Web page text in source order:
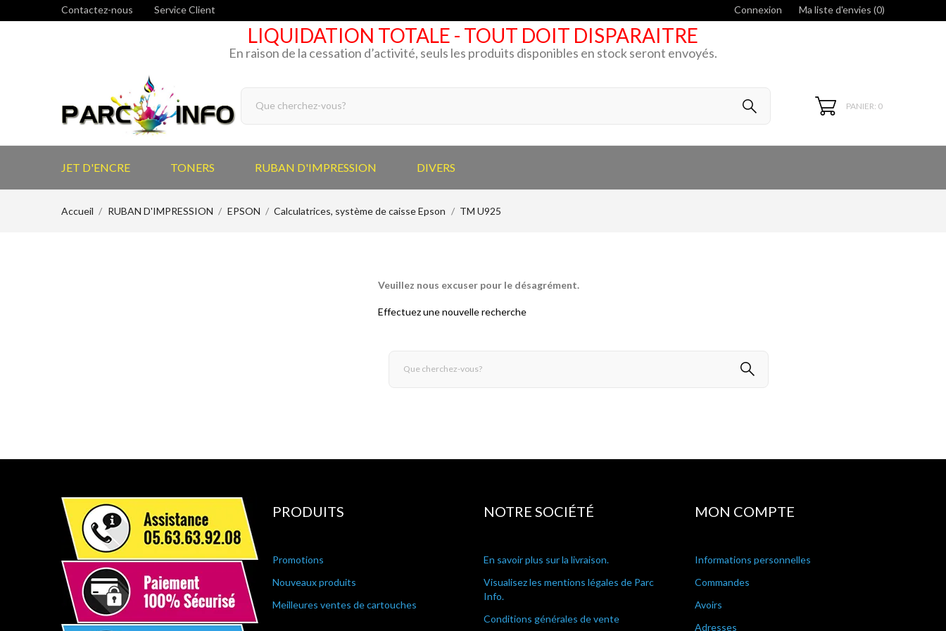
Contactez-nous Service Client Connexion Ma liste d'envies (0)
LIQUIDATION TOTALE - TOUT DOIT DISPARAITRE
En raison de la cessation d’activité, seuls les produits disponibles en stock seront envoyés.
PANIER: 0
JET D'ENCRE TONERS RUBAN D'IMPRESSION DIVERS
Accueil RUBAN D'IMPRESSION EPSON Calculatrices, système de caisse Epson TM U925
Veuillez nous excuser pour le désagrément.
Effectuez une nouvelle recherche
PRODUITS
Promotions
Nouveaux produits
Meilleures ventes de cartouches
NOTRE SOCIÉTÉ
En savoir plus sur la livraison.
Visualisez les mentions légales de Parc
Info.
Conditions générales de vente
MON COMPTE
Informations personnelles
Commandes
Avoirs
Adresses